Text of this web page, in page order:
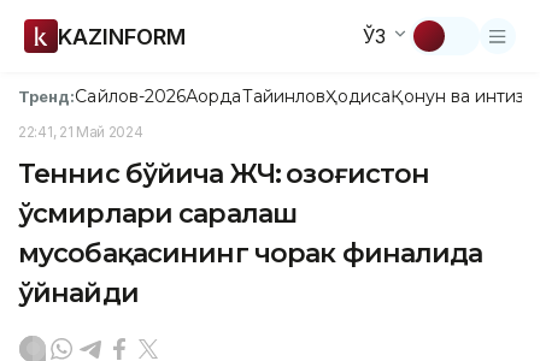
KAZINFORM ЎЗ
Тренд:Сайлов-2026АқордаТайинловҲодисаҚонун ва
22:41, 21 Май 2024
Теннис бўйича ЖЧ: Қозоғистон
ўсмирлари саралаш
мусобақасининг чорак финалида
ўйнайди